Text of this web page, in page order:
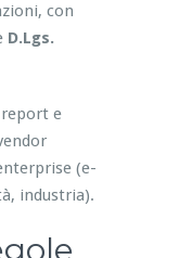
con
D.Lgs.
e
(e-
industria).